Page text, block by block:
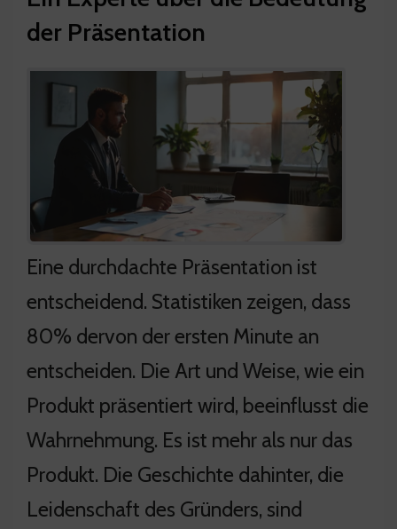
der Präsentation
Eine durchdachte Präsentation ist
entscheidend. Statistiken zeigen, dass
80% dervon der ersten Minute an
entscheiden. Die Art und Weise, wie ein
Produkt präsentiert wird, beeinflusst die
Wahrnehmung. Es ist mehr als nur das
Produkt. Die Geschichte dahinter, die
Leidenschaft des Gründers, sind